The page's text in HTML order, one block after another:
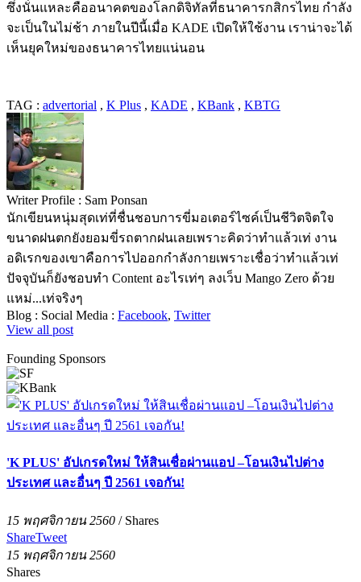
ซึ่งนั่นแหละคืออนาคตของโลกดิจิทัลที่ธนาคารกสิกรไทย กำลัง
จะเป็นในไม่ช้า ภายในปีนี้เมื่อ KADE เปิดให้ใช้งาน เราน่าจะได้
เห็นยุคใหม่ของธนาคารไทยแน่นอน
TAG : advertorial , K Plus , KADE , KBank , KBTG
Writer Profile : Sam Ponsan
นักเขียนหนุ่มสุดเท่ที่ชื่นชอบการขี่มอเตอร์ไซค์เป็นชีวิตจิตใจ
ขนาดฝนตกยังยอมขี่รถตากฝนเลยเพราะคิดว่าทำแล้วเท่ งาน
อดิเรกของเขาคือการไปออกกำลังกายเพราะเชื่อว่าทำแล้วเท่
ปัจจุบันก็ยังชอบทำ Content อะไรเท่ๆ ลงเว็บ Mango Zero ด้วย
แหม่...เท่จริงๆ
Blog : Social Media : Facebook, Twitter
View all post
Founding Sponsors
'K PLUS' อัปเกรดใหม่ ให้สินเชื่อผ่านแอป –โอนเงินไปต่าง
ประเทศ และอื่นๆ ปี 2561 เจอกัน!
15 พฤศจิกายน 2560 / Shares
ShareTweet
15 พฤศจิกายน 2560
Shares